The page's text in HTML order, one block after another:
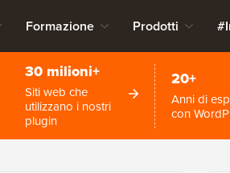
Formazione Prodotti
30 milioni+
Siti web che
utilizzano i nostri
plugin
20+
Anni di
con